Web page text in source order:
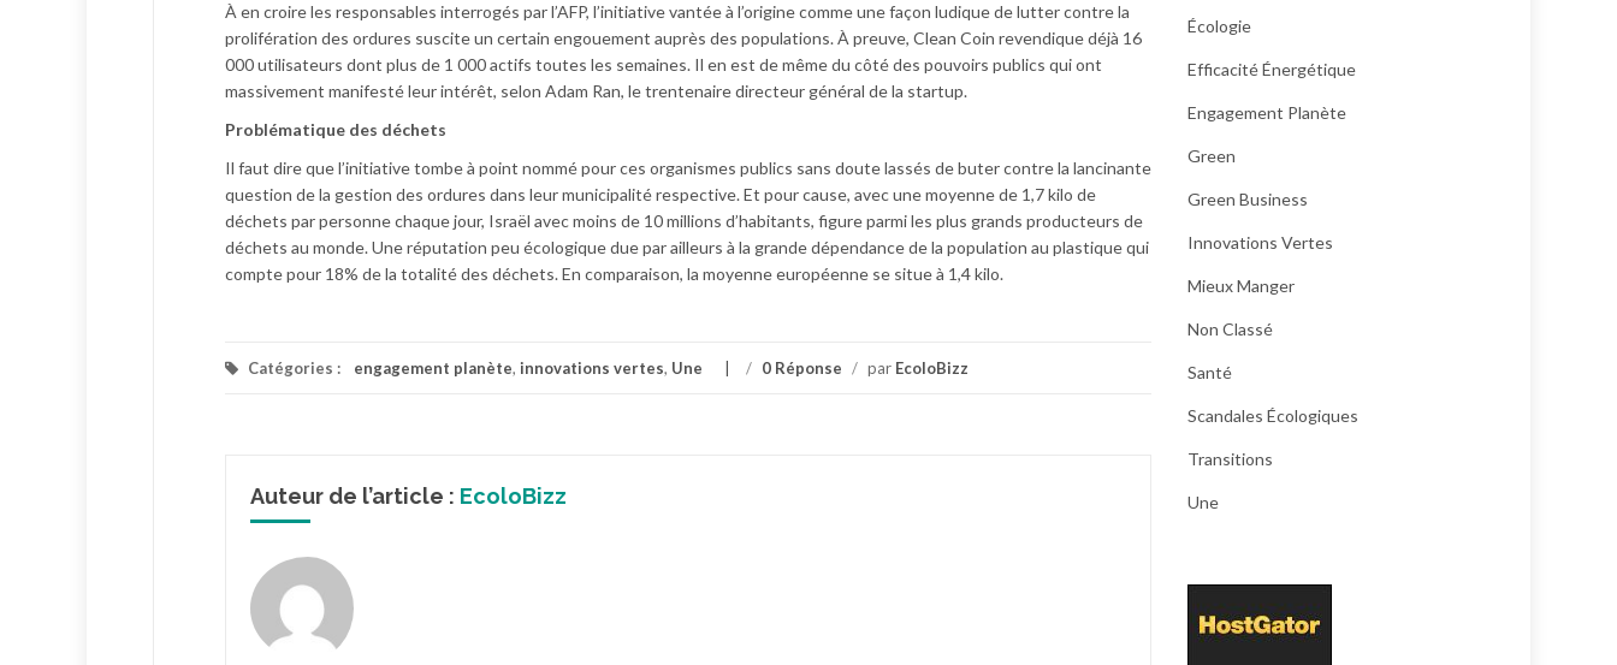
À en croire les responsables interrogés par l’AFP, l’initiative vantée à l’origine comme une façon ludique de lutter contre la
prolifération des ordures suscite un certain engouement auprès des populations. À preuve, Clean Coin revendique déjà 16
000 utilisateurs dont plus de 1 000 actifs toutes les semaines. Il en est de même du côté des pouvoirs publics qui ont
massivement manifesté leur intérêt, selon Adam Ran, le trentenaire directeur général de la startup.
Problématique des déchets
Il faut dire que l’initiative tombe à point nommé pour ces organismes publics sans doute lassés de buter contre la lancinante
question de la gestion des ordures dans leur municipalité respective. Et pour cause, avec une moyenne de 1,7 kilo de
déchets par personne chaque jour, Israël avec moins de 10 millions d’habitants, figure parmi les plus grands producteurs de
déchets au monde. Une réputation peu écologique due par ailleurs à la grande dépendance de la population au plastique qui
compte pour 18% de la totalité des déchets. En comparaison, la moyenne européenne se situe à 1,4 kilo.
Catégories : engagement planète, innovations vertes, Une / 0 Réponse / par EcoloBizz
Auteur de l’article : EcoloBizz
Écologie
Efficacité Énergétique
Engagement Planète
Green
Green Business
Innovations Vertes
Mieux Manger
Non Classé
Santé
Scandales Écologiques
Transitions
Une